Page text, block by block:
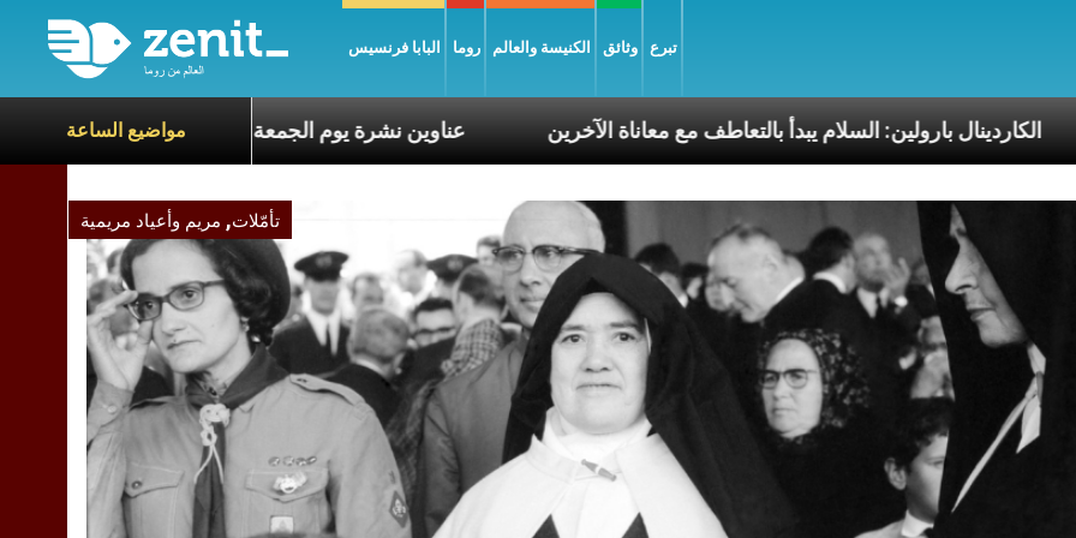
البابا فرنسيس روما الكنيسة والعالم وثائق تبرع
مواضيع الساعةعناوين نشرة يوم الجمعة 7 آب 2026: السلام يُبنى بصبر يومًا بعد يوم الكاردينال بارولين: السلام يبدأ بالتعاطف مع معاناة الآخرين
تأمّلات, مريم وأعياد مريمية